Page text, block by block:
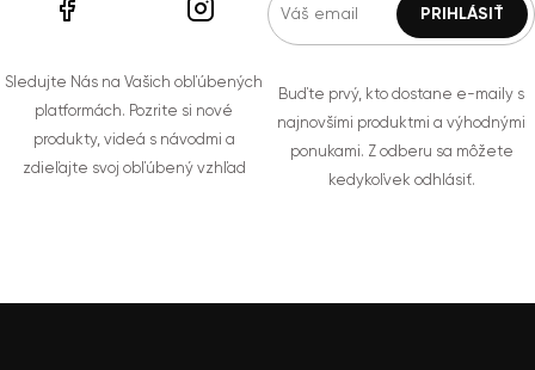
Sledujte Nás na Vašich obľúbených
platformách. Pozrite si nové
produkty, videá s návodmi a
zdieľajte svoj obľúbený vzhľad
Buďte prvý, kto dostane e-maily s
najnovšími produktmi a výhodnými
ponukami. Z odberu sa môžete
kedykoľvek odhlásiť.